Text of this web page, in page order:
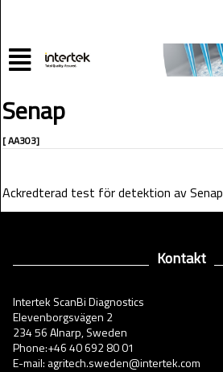
Senap
[ AA303]
Ackredterad test för detektion av Senap
Kontakt
Intertek ScanBi Diagnostics
Elevenborgsvägen 2
234 56 Alnarp, Sweden
Phone:+46 40 692 80 01
E-mail: agritech.sweden@intertek.com